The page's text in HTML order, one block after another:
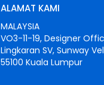
ALAMAT KAMI
MALAYSIA
VO3-11-19, Designer
Lingkaran SV, Sunway
55100 Kuala Lumpur